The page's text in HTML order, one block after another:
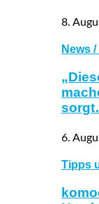
8.
News
6.
Tipps